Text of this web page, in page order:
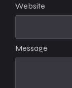
Message
Website